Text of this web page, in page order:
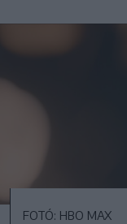
FOTÓ: HBO MAX